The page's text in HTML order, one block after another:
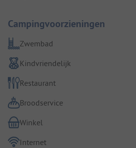
Campingvoorzieningen
Zwembad
Kindvriendelijk
Restaurant
Broodservice
Winkel
Internet